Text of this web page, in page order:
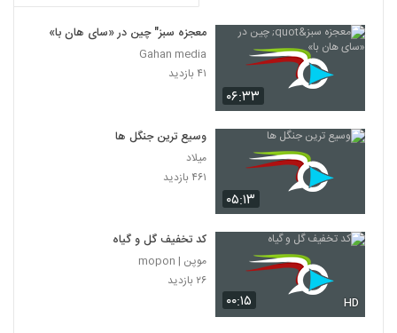
۰۶:۳۳
معجزه سبز" چین در «سای هان با»
Gahan media
۴۱ بازدید
۰۵:۱۳
وسیع ترین جنگل ها
میلاد
۴۶۱ بازدید
۰۰:۱۵ HD
کد تخفیف گل و گیاه
موپن | mopon
۲۶ بازدید